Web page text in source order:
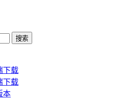
搜索
下载
下载
本